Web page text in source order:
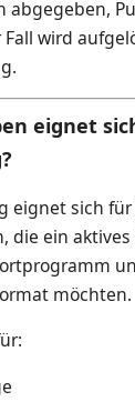
abgegeben,
wird
eignet
eignet sich
die ein aktives
möchten.